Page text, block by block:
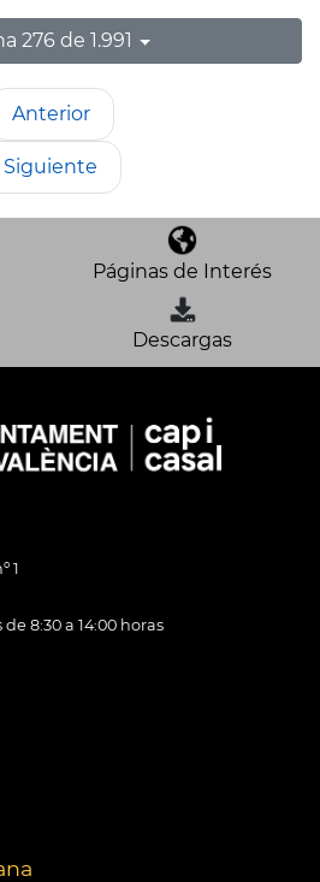
276 de 1.991
Anterior
Siguiente
Páginas de Interés
Descargas
1
8:30 a 14:00 horas